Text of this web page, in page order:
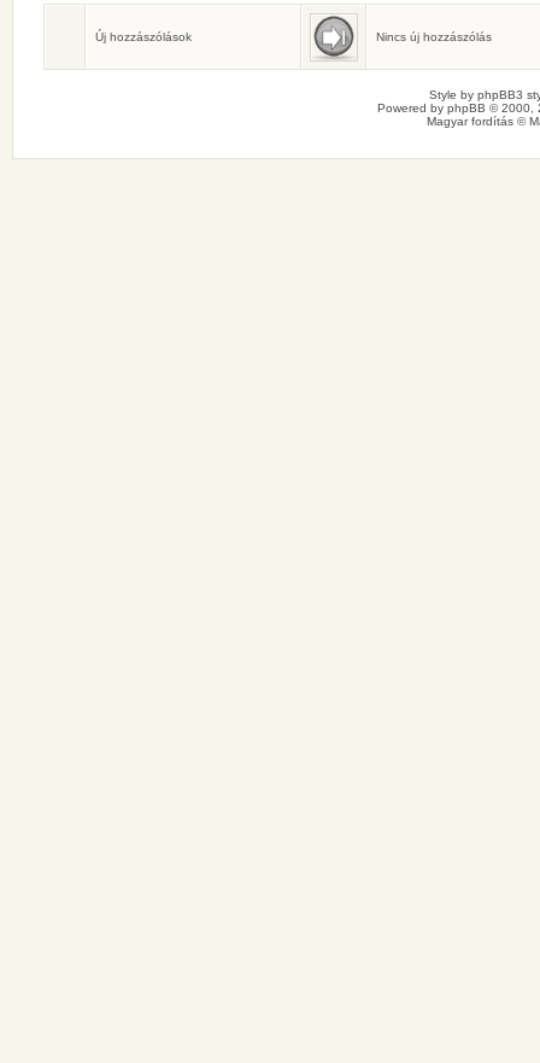
Születésnaposok
Ma senkinek sincs születésnapja.
Új hozzászólások Nincs új hozzászólás
Style by phpBB3
Powered by phpBB © 2000,
Magyar fordítás ©